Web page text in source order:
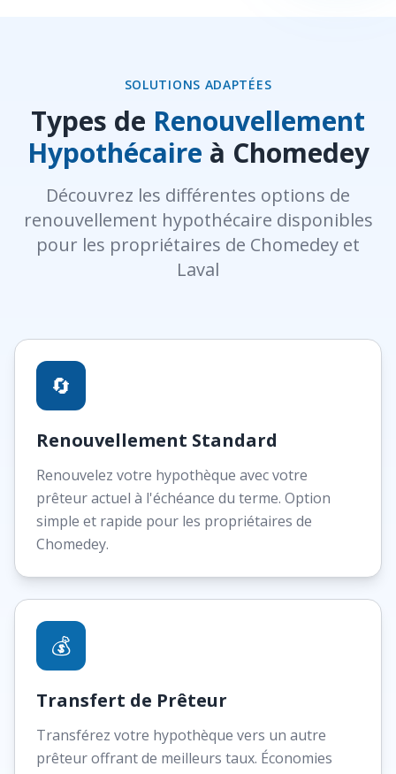
SOLUTIONS ADAPTÉES
Types de Renouvellement
Hypothécaire à Chomedey
Découvrez les différentes options de
renouvellement hypothécaire disponibles
pour les propriétaires de Chomedey et
Laval
🔄
Renouvellement Standard
Renouvelez votre hypothèque avec votre
prêteur actuel à l'échéance du terme. Option
simple et rapide pour les propriétaires de
Chomedey.
💰
Transfert de Prêteur
Transférez votre hypothèque vers un autre
prêteur offrant de meilleurs taux. Économies